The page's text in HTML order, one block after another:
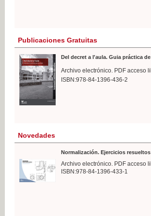
Publicaciones Gratuitas
Del decret a l'aula. Guia práctica
Archivo electrónico. PDF acceso
ISBN:978-84-1396-436-2
Novedades
Normalización. Ejercicios
Archivo electrónico. PDF acceso
ISBN:978-84-1396-433-1